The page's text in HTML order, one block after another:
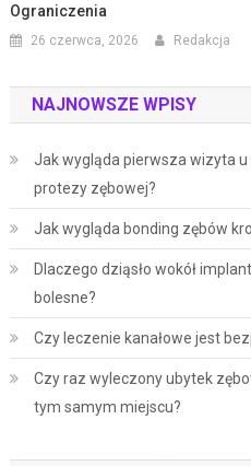
Ograniczenia
26 czerwca, 2026 Redakcja
NAJNOWSZE WPISY
Jak wygląda pierwsza wizyta
protezy zębowej?
Jak wygląda bonding zębów
Dlaczego dziąsło wokół
bolesne?
Czy leczenie kanałowe jest
Czy raz wyleczony ubytek
tym samym miejscu?